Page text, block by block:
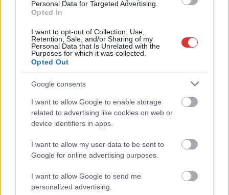
Personal Data for Targeted Advertising.
Opted In
I want to opt-out of Collection, Use,
Retention, Sale, and/or Sharing of my
Personal Data that Is Unrelated with the
Purposes for which it was collected.
Opted Out
Google consents
I want to allow Google to enable storage
related to advertising like cookies on web or
device identifiers in apps.
I want to allow my user data to be sent to
Google for online advertising purposes.
I want to allow Google to send me
personalized advertising.
Csődbe ment a tószegi Accell Hunland, a hazai
kerékpárgyártás meghatározó szereplője
Egyszer fent, egyszer lent, így festett a Duna a két évvel
ezelőtti árvíz idején és így most – fotógyűjtemény
ugyanazokból a szögekből
Ilyenek eddig a tapasztalatok a vendégektől – a hőhullám
Nem biztató: a hétvégi kisebb felfrissülés után jövő héten
megint visszatér a forróság, újra rekkenő hőség jön, akár 38
Közzétették a szakértői állásfoglalást, a Fiumei úti fák
A MÚOSZ sajtódíjának második helyét nyerte el a Borsod24 és